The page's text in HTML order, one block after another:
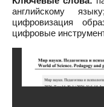
английскому
цифровизация
цифровые